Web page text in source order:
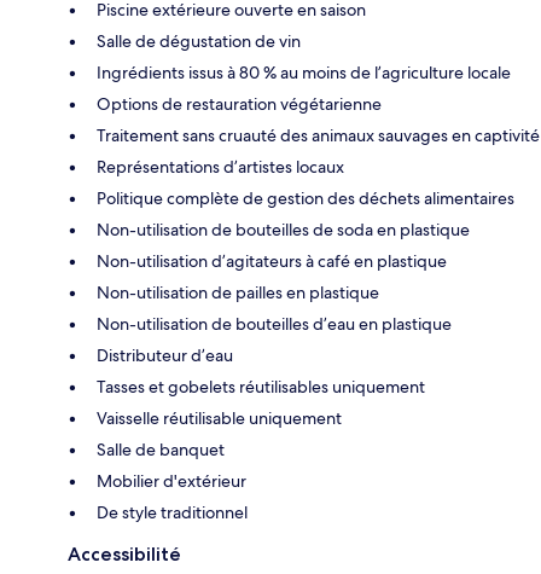
Piscine extérieure ouverte en saison
Salle de dégustation de vin
Ingrédients issus à 80 % au moins de l’agriculture locale
Options de restauration végétarienne
Traitement sans cruauté des animaux sauvages en captivité
Représentations d’artistes locaux
Politique complète de gestion des déchets alimentaires
Non-utilisation de bouteilles de soda en plastique
Non-utilisation d’agitateurs à café en plastique
Non-utilisation de pailles en plastique
Non-utilisation de bouteilles d’eau en plastique
Distributeur d’eau
Tasses et gobelets réutilisables uniquement
Vaisselle réutilisable uniquement
Salle de banquet
Mobilier d'extérieur
De style traditionnel
Accessibilité